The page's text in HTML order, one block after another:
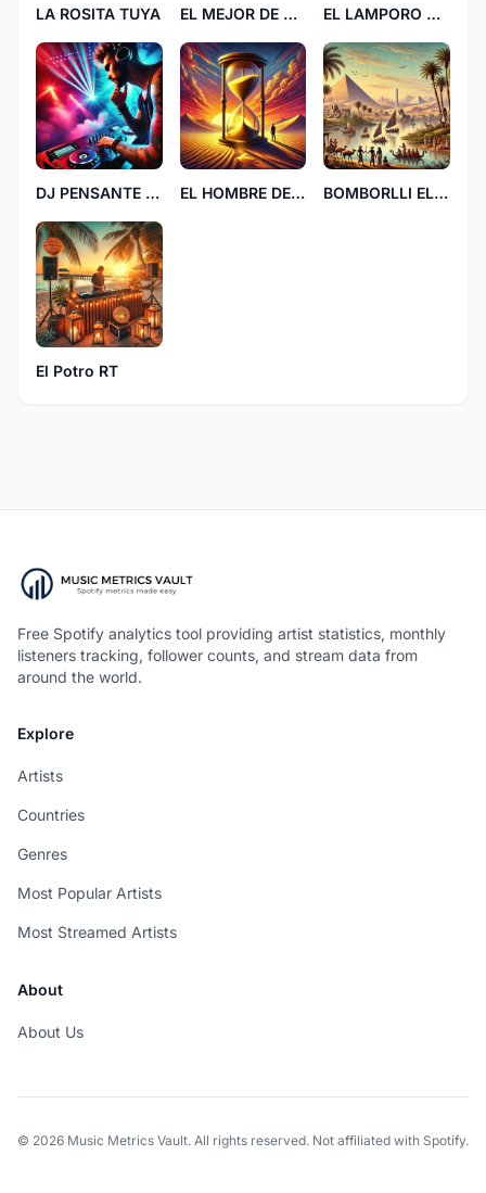
LA ROSITA TUYA EL MEJOR DE TODOS PR 55 EL LAMPORO VIB
DJ PENSANTE BB EL HOMBRE DEL TIEMPO BOMBORLLI EL TROMPO
El Potro RT
Free Spotify analytics tool providing artist statistics, monthly
listeners tracking, follower counts, and stream data from
around the world.
Explore
Artists
Countries
Genres
Most Popular Artists
Most Streamed Artists
About
About Us
© 2026 Music Metrics Vault. All rights reserved. Not affiliated with Spotify.